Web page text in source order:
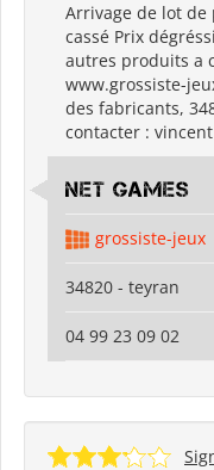
Arrivage de lot
cassé Prix
autres produits a
www.grossiste-
des fabricants,
contacter :
Net Games
grossiste-jeux
34820 - teyran
04 99 23 09 02